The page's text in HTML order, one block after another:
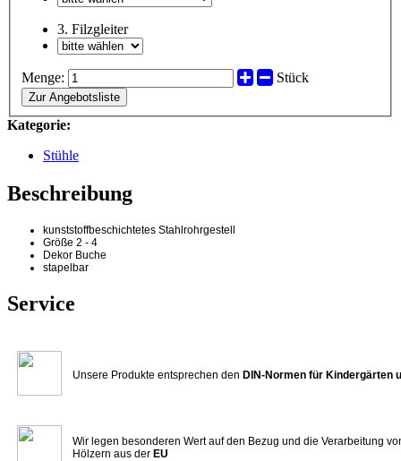
3. Filzgleiter
Menge: Stück
Zur Angebotsliste
Kategorie:
Stühle
Beschreibung
kunststoffbeschichtetes Stahlrohrgestell
Größe 2 - 4
Dekor Buche
stapelbar
Service
Unsere Produkte entsprechen den DIN-Normen für Kindergärten
Wir legen besonderen Wert auf den Bezug und die Verarbeitung
Hölzern aus der EU